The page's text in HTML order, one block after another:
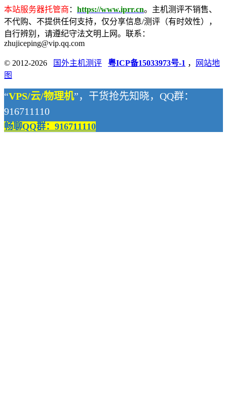
本站服务器托管商 ： https://www.iprr.cn。主机测评不销售、
不代购、不提供任何支持，仅分享信息/测评（有时效性），
自行辨别，请遵纪守法文明上网。联系：
zhujiceping@vip.qq.com
© 2012-2026 国外主机测评 粤ICP备15033973号-1 ，
网站地
图
“VPS/云/物理机”，干货抢先知晓，QQ群：
916711110
畅聊QQ群：916711110